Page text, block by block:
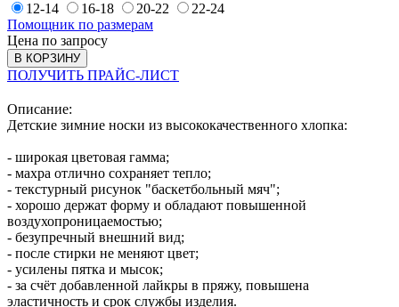
12-14
16-18 20-22
22-24
Помощник по размерам
Цена по запросу
В КОРЗИНУ
ПОЛУЧИТЬ ПРАЙС-ЛИСТ
Описание:
Детские зимние носки из высококачественного хлопка:
- широкая цветовая гамма;
- махра отлично сохраняет тепло;
- текстурный рисунок "баскетбольный мяч";
- хорошо держат форму и обладают повышенной
воздухопроницаемостью;
- безупречный внешний вид;
- после стирки не меняют цвет;
- усилены пятка и мысок;
- за счёт добавленной лайкры в пряжу, повышена
эластичность и срок службы изделия.